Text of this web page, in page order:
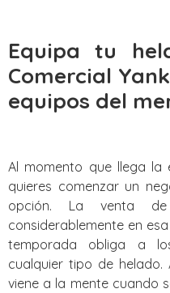
Equipa tu
Comercial
equipos del
Al momento que llega
quieres comenzar un
opción. La venta
considerablemente en
temporada obliga a
cualquier tipo de
viene a la mente cuando